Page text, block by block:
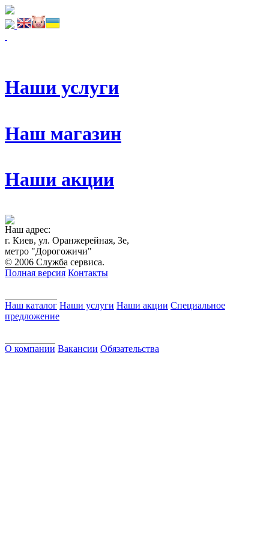
Наши услуги
Наш магазин
Наши акции
Наш адрес:
г. Киев, ул. Оранжерейная, 3е,
метро "Дорогожичи"
© 2006 Служба сервиса.
Полная версия Контакты
Наш каталог Наши услуги Наши акции Специальное
предложение
О компании Вакансии Обязательства